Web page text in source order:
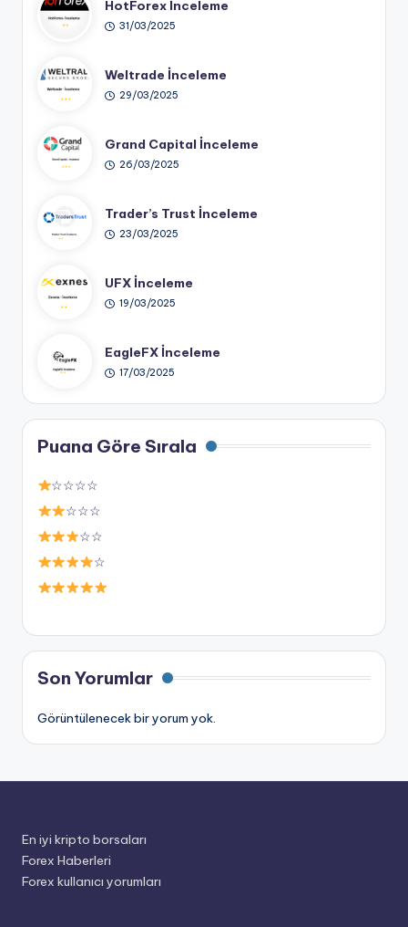
HotForex İnceleme
31/03/2025
Weltrade İnceleme
29/03/2025
Grand Capital İnceleme
26/03/2025
Trader’s Trust İnceleme
23/03/2025
UFX İnceleme
19/03/2025
EagleFX İnceleme
17/03/2025
Puana Göre Sırala
☆☆☆☆
☆☆☆
☆☆
☆
Son Yorumlar
Görüntülenecek bir yorum yok.
En iyi kripto borsaları
Forex Haberleri
Forex kullanıcı yorumları